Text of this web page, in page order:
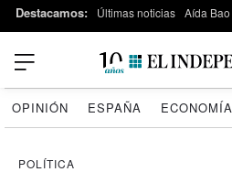
Destacamos: Últimas noticias Aída Bao
OPINIÓN ESPAÑA ECONOMÍA
POLÍTICA